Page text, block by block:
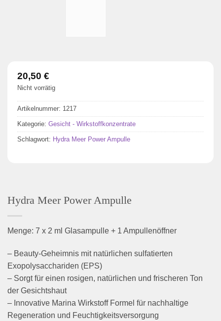
Hydra Meer Power Ampulle
Menge: 7 x 2 ml Glasampulle + 1 Ampullenöffner
– Beauty-Geheimnis mit natürlichen sulfatierten
Exopolysacchariden (EPS)
– Sorgt für einen rosigen, natürlichen und frischeren Ton
der Gesichtshaut
– Innovative Marina Wirkstoff Formel für nachhaltige
Regeneration und Feuchtigkeitsversorgung
20,50 €
Nicht vorrätig
Artikelnummer: 1217
Kategorie: Gesicht - Wirkstoffkonzentrate
Schlagwort: Hydra Meer Power Ampulle